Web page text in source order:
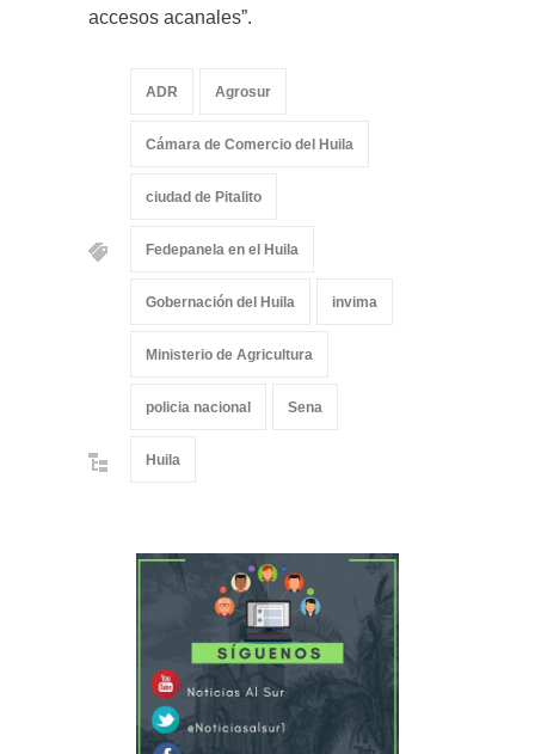
accesos acanales”.
ADR Agrosur
Cámara de Comercio del Huila
ciudad de Pitalito
Fedepanela en el Huila
Gobernación del Huila invima
Ministerio de Agricultura
policia nacional Sena
Huila